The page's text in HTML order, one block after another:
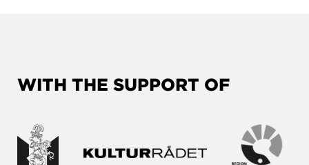
WITH THE SUPPORT OF